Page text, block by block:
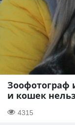
Зоофотограф
и кошек
4315